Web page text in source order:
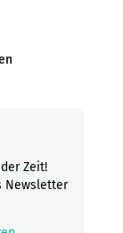
Zeit!
Newsletter